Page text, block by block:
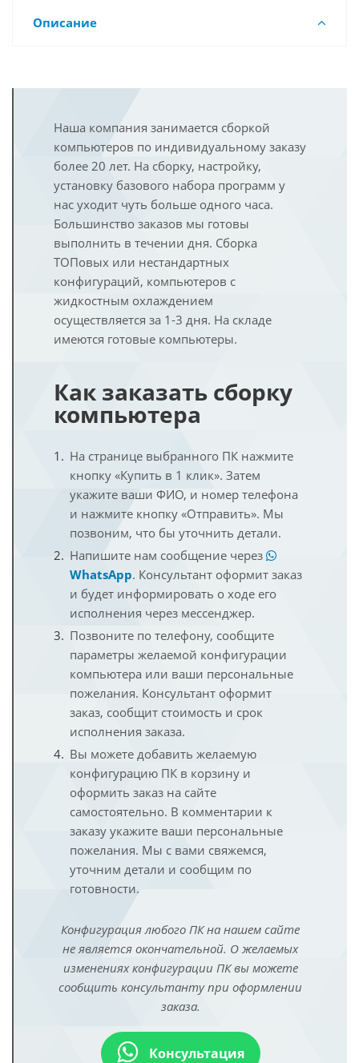
Описание
Наша компания занимается сборкой
компьютеров по индивидуальному заказу
более 20 лет. На сборку, настройку,
установку базового набора программ у
нас уходит чуть больше одного часа.
Большинство заказов мы готовы
выполнить в течении дня. Сборка
ТОПовых или нестандартных
конфигураций, компьютеров с
жидкостным охлаждением
осуществляется за 1-3 дня. На складе
имеются готовые компьютеры.
Как заказать сборку
компьютера
На странице выбранного ПК нажмите
кнопку «Купить в 1 клик». Затем
укажите ваши ФИО, и номер телефона
и нажмите кнопку «Отправить». Мы
позвоним, что бы уточнить детали.
Напишите нам сообщение через
WhatsApp. Консультант оформит заказ
и будет информировать о ходе его
исполнения через мессенджер.
Позвоните по телефону, сообщите
параметры желаемой конфигурации
компьютера или ваши персональные
пожелания. Консультант оформит
заказ, сообщит стоимость и срок
исполнения заказа.
Вы можете добавить желаемую
конфигурацию ПК в корзину и
оформить заказ на сайте
самостоятельно. В комментарии к
заказу укажите ваши персональные
пожелания. Мы с вами свяжемся,
уточним детали и сообщим по
готовности.
Конфигурация любого ПК на нашем сайте
не является окончательной. О желаемых
изменениях конфигурации ПК вы можете
сообщить консультанту при оформлении
заказа.
Консультация